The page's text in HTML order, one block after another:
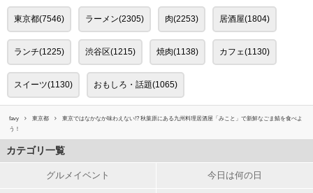
東京都(7546) ラーメン(2305) 肉(2253) 居酒屋(1804)
ランチ(1225) 渋谷区(1215) 焼肉(1138) カフェ(1130)
スイーツ(1130) おもしろ・話題(1065)
favy 東京都
東京ではなかなか味わえない!? 秋葉原にある九州料理居酒屋「みこと」で新鮮なごま鯖を食べよ
う！
カテゴリ一覧
グルメイベント 今日は何の日